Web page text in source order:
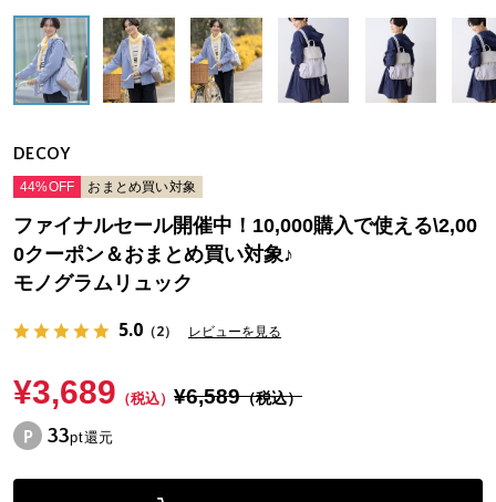
DECOY
44%OFF おまとめ買い対象
ファイナルセール開催中！10,000購入で使える\2,00
0クーポン＆おまとめ買い対象♪
モノグラムリュック
5.0（2） レビューを見る
¥3,689 （税込） ¥6,589（税込）
33pt還元